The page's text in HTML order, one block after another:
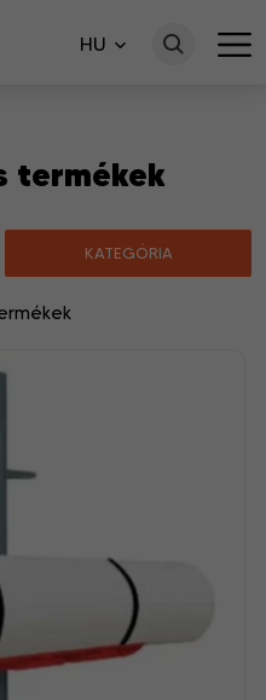
HU
termékek
KATEGÓRIA